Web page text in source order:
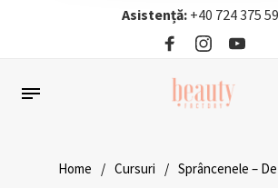
Asistență: +40 724 375
Home / Cursuri / Sprâncenele –